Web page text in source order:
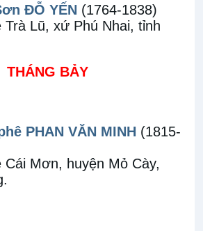
ĐỖ YẾN (1764-1838)
Trà Lũ, xứ Phú Nhai, tỉnh
THÁNG BẢY
PHAN VĂN MINH (1815-
Cái Mơn, huyện Mỏ Cày,